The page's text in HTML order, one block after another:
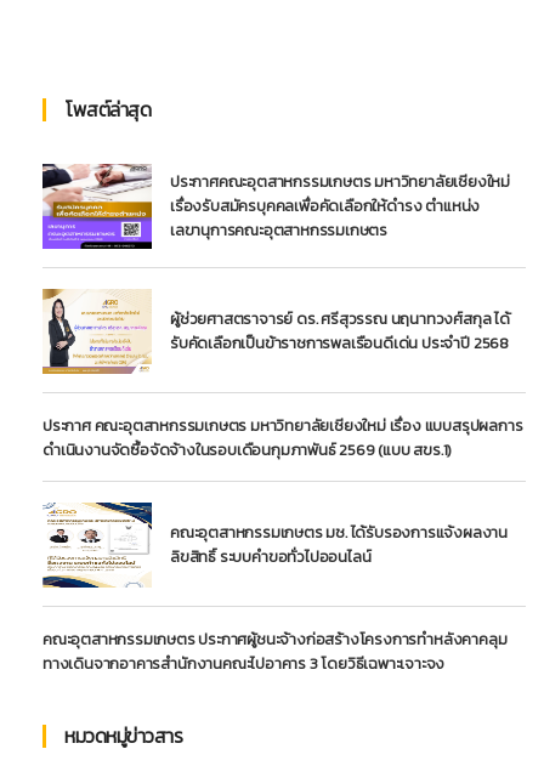
โพสต์ล่าสุด
ประกาศคณะอุตสาหกรรมเกษตร มหาวิทยาลัยเชียงใหม่
เรื่องรับสมัครบุคคลเพื่อคัดเลือกให้ดำรง ตำแหน่ง
เลขานุการคณะอุตสาหกรรมเกษตร
ผู้ช่วยศาสตราจารย์ ดร. ศรีสุวรรณ นฤนาทวงศ์สกุล ได้
รับคัดเลือกเป็นข้าราชการพลเรือนดีเด่น ประจำปี 2568
ประกาศ คณะอุตสาหกรรมเกษตร มหาวิทยาลัยเชียงใหม่ เรื่อง แบบสรุปผลการ
ดำเนินงานจัดซื้อจัดจ้างในรอบเดือนกุมภาพันธ์ 2569 (แบบ สขร.1)
คณะอุตสาหกรรมเกษตร มช. ได้รับรองการแจ้งผลงาน
ลิขสิทธิ์ ระบบคำขอทั่วไปออนไลน์
คณะอุตสาหกรรมเกษตร ประกาศผู้ชนะจ้างก่อสร้างโครงการทำหลังคาคลุม
ทางเดินจากอาคารสำนักงานคณะไปอาคาร 3 โดยวิธีเฉพาะเจาะจง
หมวดหมู่ข่าวสาร